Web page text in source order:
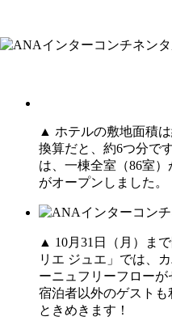
▲ ホテルの敷地面積
換算だと、約6つ分で
は、一棟全室（86室
がオープンしました。
▲ 10月31日（月）ま
リエ ジュエ」では、
ーニュフリーフローが
宿泊者以外のゲストも
ときめきます！